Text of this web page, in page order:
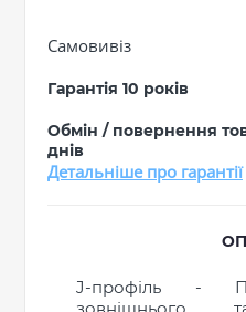
Самовивіз
Гарантія 10 років
Обмін / повернення
днів
Детальніше про гарантії
J-профіль -